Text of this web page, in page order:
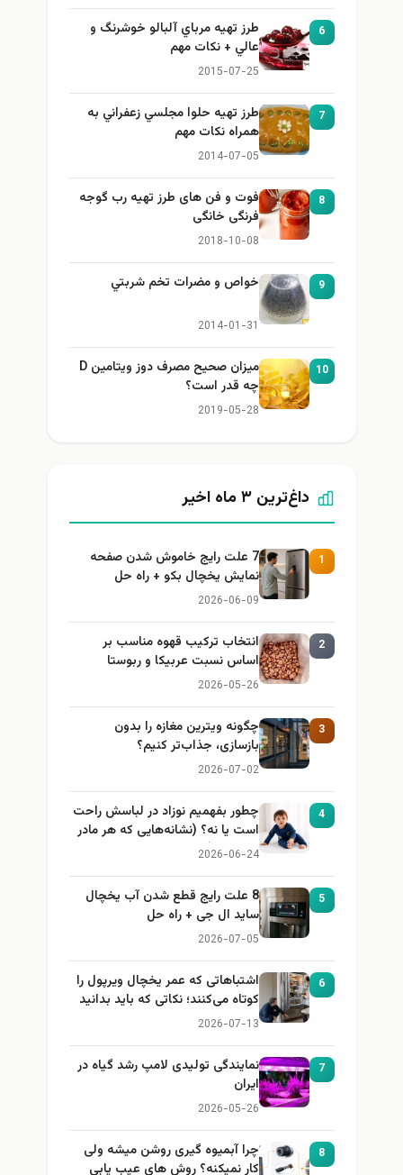
6
طرز تهيه مرباي آلبالو خوشرنگ و
عالي + نكات مهم
2015-07-25
7
طرز تهيه حلوا مجلسي زعفراني به
همراه نكات مهم
2014-07-05
8
فوت و فن های طرز تهیه رب گوجه
فرنگی خانگی
2018-10-08
9 خواص و مضرات تخم شربتي
2014-01-31
10
میزان صحیح مصرف دوز ویتامین D
چه قدر است؟
2019-05-28
داغ‌ترین ۳ ماه اخیر
1
7 علت رایج خاموش شدن صفحه
نمایش یخچال بکو + راه حل
2026-06-09
2
انتخاب ترکیب قهوه مناسب بر
اساس نسبت عربیکا و ربوستا
2026-05-26
3
چگونه ویترین مغازه را بدون
بازسازی، جذاب‌تر کنیم؟
2026-07-02
4
چطور بفهمیم نوزاد در لباسش راحت
است یا نه؟ (نشانه‌هایی که هر مادر
باید بداند)
2026-06-24
5
8 علت رایج قطع شدن آب یخچال
ساید ال جی + راه حل
2026-07-05
6
اشتباهاتی که عمر یخچال ویرپول را
کوتاه می‌کنند؛ نکاتی که باید بدانید
2026-07-13
7
نمایندگی تولیدی لامپ رشد گیاه در
ایران
2026-05-26
8
چرا آبمیوه گیری روشن میشه ولی
کار نمیکنه؟ روش های عیب یابی